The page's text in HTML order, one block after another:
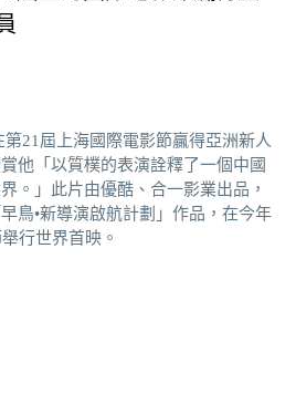
21屆上海國際電影節贏得亞洲新人
他「以質樸的表演詮釋了一個中國
。」此片由優酷、合一影業出品，
鳥•新導演啟航計劃」作品，在今年
行世界首映。